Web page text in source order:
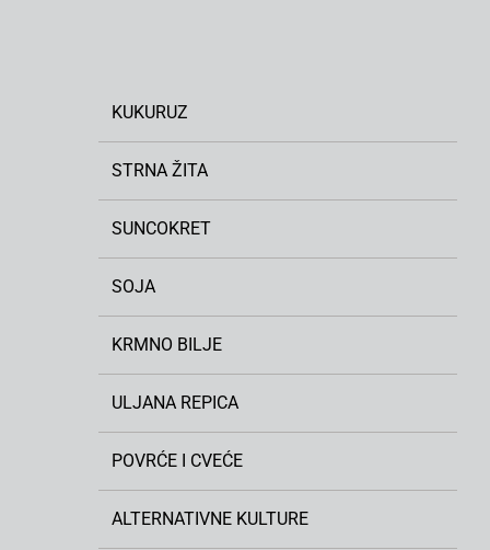
KUKURUZ
STRNA ŽITA
SUNCOKRET
SOJA
KRMNO BILJE
ULJANA REPICA
POVRĆE I CVEĆE
ALTERNATIVNE KULTURE